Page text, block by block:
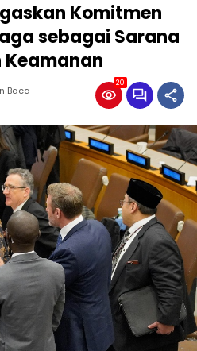
Komitmen
sebagai Sarana
Baca
20